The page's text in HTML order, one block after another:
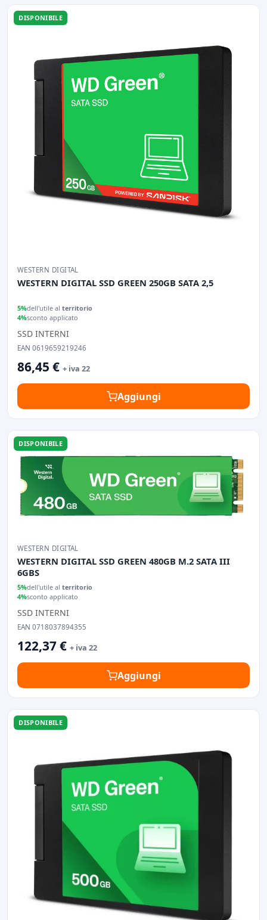
DISPONIBILE
WESTERN DIGITAL
WESTERN DIGITAL SSD GREEN 250GB SATA 2,5
5%dell'utile al territorio
4%sconto applicato
SSD INTERNI
EAN 0619659219246
86,45 € + iva 22
Aggiungi
DISPONIBILE
WESTERN DIGITAL
WESTERN DIGITAL SSD GREEN 480GB M.2 SATA III
6GBS
5%dell'utile al territorio
4%sconto applicato
SSD INTERNI
EAN 0718037894355
122,37 € + iva 22
Aggiungi
DISPONIBILE